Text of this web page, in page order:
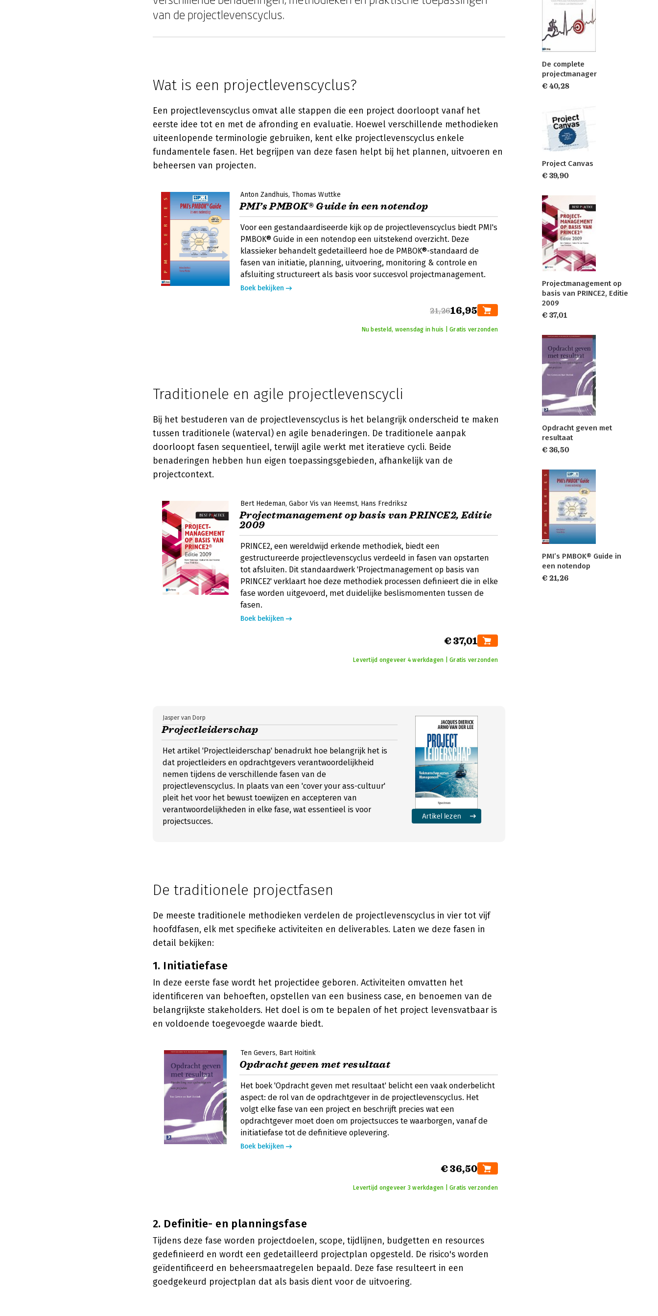
van de projectlevenscyclus.
Wat is een projectlevenscyclus?
Een projectlevenscyclus omvat alle stappen die een project doorloopt vanaf het
eerste idee tot en met de afronding en evaluatie. Hoewel verschillende methodieken
uiteenlopende terminologie gebruiken, kent elke projectlevenscyclus enkele
fundamentele fasen. Het begrijpen van deze fasen helpt bij het plannen, uitvoeren en
beheersen van projecten.
Anton Zandhuis Thomas Wuttke
PMI’s PMBOK® Guide in een notendop
Voor een gestandaardiseerde kijk op de projectlevenscyclus biedt PMI's
PMBOK® Guide in een notendop een uitstekend overzicht. Deze
klassieker behandelt gedetailleerd hoe de PMBOK®-standaard de
fasen van initiatie, planning, uitvoering, monitoring & controle en
afsluiting structureert als basis voor succesvol projectmanagement.
Boek bekijken
21,2616,95
Nu besteld, woensdag in huis | Gratis verzonden
Traditionele en agile projectlevenscycli
Bij het bestuderen van de projectlevenscyclus is het belangrijk onderscheid te maken
tussen traditionele (waterval) en agile benaderingen. De traditionele aanpak
doorloopt fasen sequentieel, terwijl agile werkt met iteratieve cycli. Beide
benaderingen hebben hun eigen toepassingsgebieden, afhankelijk van de
projectcontext.
Bert Hedeman Gabor Vis van Heemst Hans Fredriksz
Projectmanagement op basis van PRINCE2, Editie
2009
PRINCE2, een wereldwijd erkende methodiek, biedt een
gestructureerde projectlevenscyclus verdeeld in fasen van opstarten
tot afsluiten. Dit standaardwerk 'Projectmanagement op basis van
PRINCE2' verklaart hoe deze methodiek processen definieert die in elke
fase worden uitgevoerd, met duidelijke beslismomenten tussen de
fasen.
Boek bekijken
€ 37,01
Levertijd ongeveer 4 werkdagen | Gratis verzonden
Projectleiderschap
Jasper van Dorp
Het artikel 'Projectleiderschap' benadrukt hoe belangrijk het is
dat projectleiders en opdrachtgevers verantwoordelijkheid
nemen tijdens de verschillende fasen van de
projectlevenscyclus. In plaats van een 'cover your ass-cultuur'
pleit het voor het bewust toewijzen en accepteren van
verantwoordelijkheden in elke fase, wat essentieel is voor
projectsucces.
Artikel lezen
De traditionele projectfasen
De meeste traditionele methodieken verdelen de projectlevenscyclus in vier tot vijf
hoofdfasen, elk met specifieke activiteiten en deliverables. Laten we deze fasen in
detail bekijken:
1. Initiatiefase
In deze eerste fase wordt het projectidee geboren. Activiteiten omvatten het
identificeren van behoeften, opstellen van een business case, en benoemen van de
belangrijkste stakeholders. Het doel is om te bepalen of het project levensvatbaar is
en voldoende toegevoegde waarde biedt.
Ten Gevers Bart Hoitink
Opdracht geven met resultaat
Het boek 'Opdracht geven met resultaat' belicht een vaak onderbelicht
aspect: de rol van de opdrachtgever in de projectlevenscyclus. Het
volgt elke fase van een project en beschrijft precies wat een
opdrachtgever moet doen om projectsucces te waarborgen, vanaf de
initiatiefase tot de definitieve oplevering.
Boek bekijken
€ 36,50
Levertijd ongeveer 3 werkdagen | Gratis verzonden
2. Definitie- en planningsfase
Tijdens deze fase worden projectdoelen, scope, tijdlijnen, budgetten en resources
gedefinieerd en wordt een gedetailleerd projectplan opgesteld. De risico's worden
geïdentificeerd en beheersmaatregelen bepaald. Deze fase resulteert in een
goedgekeurd projectplan dat als basis dient voor de uitvoering.
De complete
projectmanager
€ 40,28
Project Canvas
€ 39,90
Projectmanagement op
basis van PRINCE2, Editie
2009
€ 37,01
Opdracht geven met
resultaat
€ 36,50
PMI’s PMBOK® Guide in
een notendop
€ 21,26